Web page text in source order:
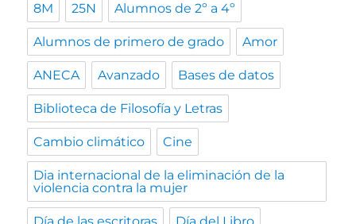
8M 25N Alumnos de 2º a 4º
Alumnos de primero de grado Amor
ANECA Avanzado Bases de datos
Biblioteca de Filosofía y Letras
Cambio climático Cine
Dia internacional de la eliminación de la
violencia contra la mujer